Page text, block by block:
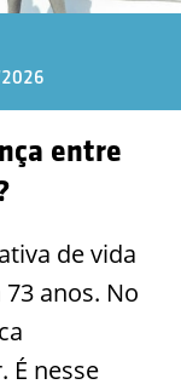
entre
de vida
anos. No
É nesse